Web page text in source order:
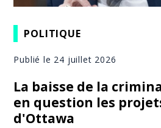
POLITIQUE
Publié le 24 juillet 2026
La baisse de la
en question les
d'Ottawa